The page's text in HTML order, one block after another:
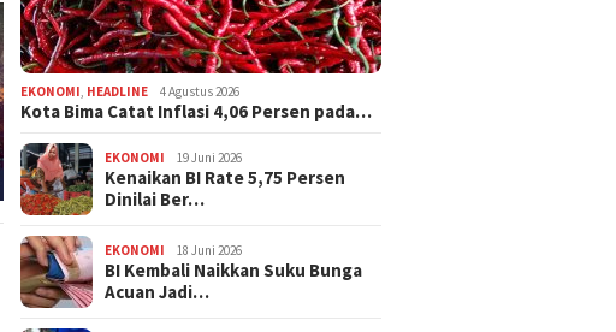
EKONOMI, HEADLINE 4 Agustus 2026
Kota Bima Catat Inflasi 4,06 Persen pada…
EKONOMI 19 Juni 2026
Kenaikan BI Rate 5,75 Persen
Dinilai Ber…
EKONOMI 18 Juni 2026
BI Kembali Naikkan Suku Bunga
Acuan Jadi…